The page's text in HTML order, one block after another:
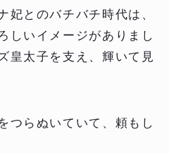
妃とのバチバチ時代は、
しいイメージがありまし
皇太子を支え、輝いて見
つらぬいていて、頼もし